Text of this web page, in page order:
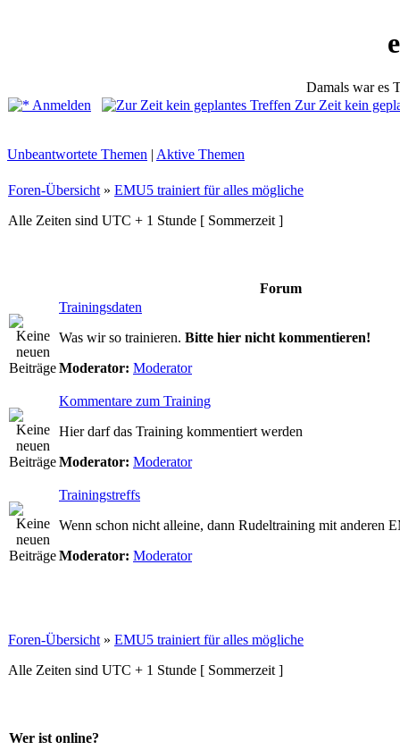
Damals war es
Anmelden
Zur Zeit kein
Unbeantwortete Themen | Aktive Themen
Foren-Übersicht » EMU5 trainiert für alles mögliche
Alle Zeiten sind UTC + 1 Stunde [ Sommerzeit ]
Forum
Trainingsdaten
Was wir so trainieren. Bitte hier nicht kommentieren!
Moderator: Moderator
Kommentare zum Training
Hier darf das Training kommentiert werden
Moderator: Moderator
Trainingstreffs
Wenn schon nicht alleine, dann Rudeltraining mit anderen
Moderator: Moderator
Foren-Übersicht » EMU5 trainiert für alles mögliche
Alle Zeiten sind UTC + 1 Stunde [ Sommerzeit ]
Wer ist online?